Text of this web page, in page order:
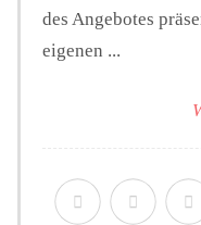
des Angebotes
eigenen ...